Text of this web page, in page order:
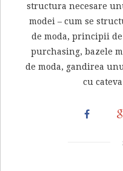
structura necesare
modei – cum se
de moda, principii
purchasing, bazele
de moda, gandirea
cu